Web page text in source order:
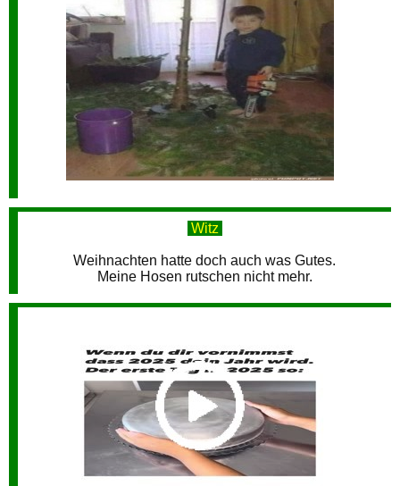
Witz
Weihnachten hatte doch auch was Gutes.
Meine Hosen rutschen nicht mehr.